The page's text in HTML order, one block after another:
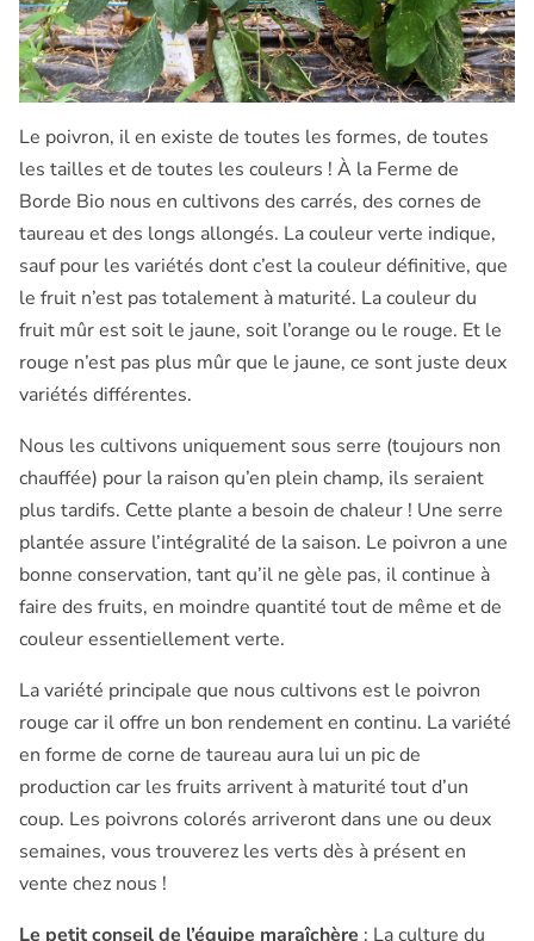
Le poivron, il en existe de toutes les formes, de toutes
les tailles et de toutes les couleurs ! À la Ferme de
Borde Bio nous en cultivons des carrés, des cornes de
taureau et des longs allongés. La couleur verte indique,
sauf pour les variétés dont c’est la couleur définitive, que
le fruit n’est pas totalement à maturité. La couleur du
fruit mûr est soit le jaune, soit l’orange ou le rouge. Et le
rouge n’est pas plus mûr que le jaune, ce sont juste deux
variétés différentes.
Nous les cultivons uniquement sous serre (toujours non
chauffée) pour la raison qu’en plein champ, ils seraient
plus tardifs. Cette plante a besoin de chaleur ! Une serre
plantée assure l’intégralité de la saison. Le poivron a une
bonne conservation, tant qu’il ne gèle pas, il continue à
faire des fruits, en moindre quantité tout de même et de
couleur essentiellement verte.
La variété principale que nous cultivons est le poivron
rouge car il offre un bon rendement en continu. La variété
en forme de corne de taureau aura lui un pic de
production car les fruits arrivent à maturité tout d’un
coup. Les poivrons colorés arriveront dans une ou deux
semaines, vous trouverez les verts dès à présent en
vente chez nous !
Le petit conseil de l’équipe maraîchère : La culture du